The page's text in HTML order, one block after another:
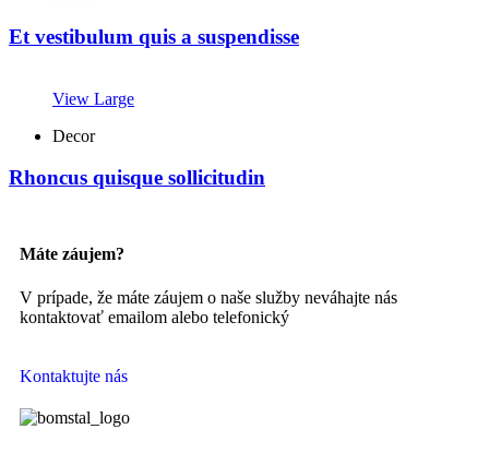
Et vestibulum quis a suspendisse
View Large
Decor
Rhoncus quisque sollicitudin
Máte záujem?
V prípade, že máte záujem o naše služby neváhajte nás
kontaktovať emailom alebo telefonický
Kontaktujte nás